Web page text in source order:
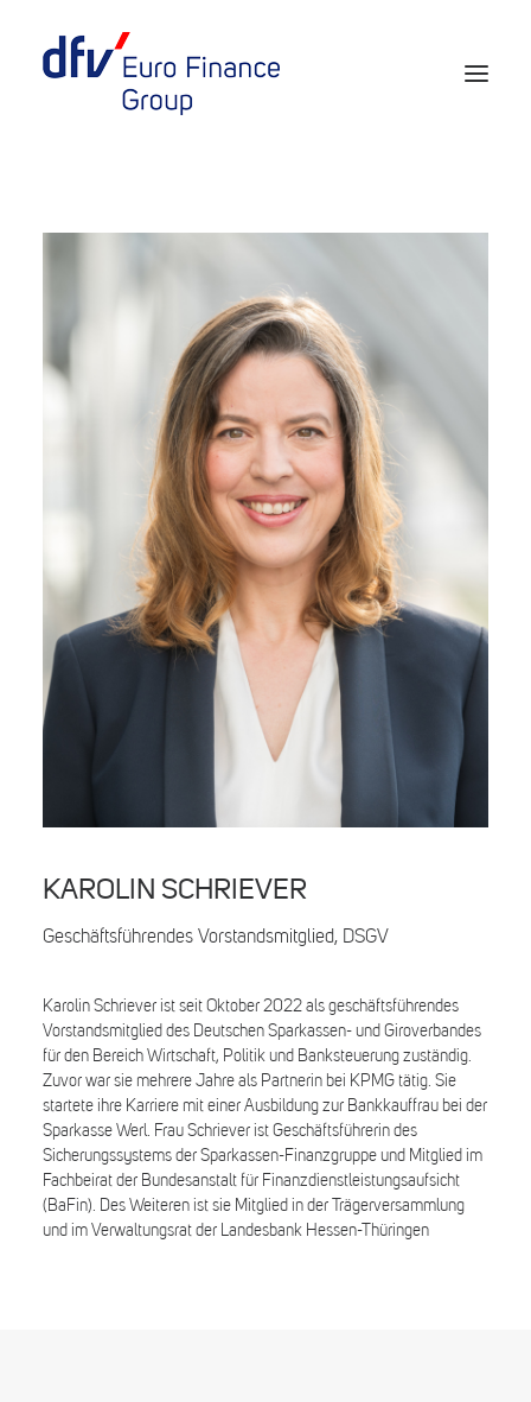
European Banker of the Year
KAROLIN SCHRIEVER
Geschäftsführendes Vorstandsmitglied, DSGV
Karolin Schriever ist seit Oktober 2022 als geschäftsführendes
Vorstandsmitglied des Deutschen Sparkassen- und Giroverbandes
für den Bereich Wirtschaft, Politik und Banksteuerung zuständig.
Zuvor war sie mehrere Jahre als Partnerin bei KPMG tätig. Sie
startete ihre Karriere mit einer Ausbildung zur Bankkauffrau bei der
Sparkasse Werl. Frau Schriever ist Geschäftsführerin des
Sicherungssystems der Sparkassen-Finanzgruppe und Mitglied im
Fachbeirat der Bundesanstalt für Finanzdienstleistungsaufsicht
(BaFin). Des Weiteren ist sie Mitglied in der Trägerversammlung
und im Verwaltungsrat der Landesbank Hessen-Thüringen